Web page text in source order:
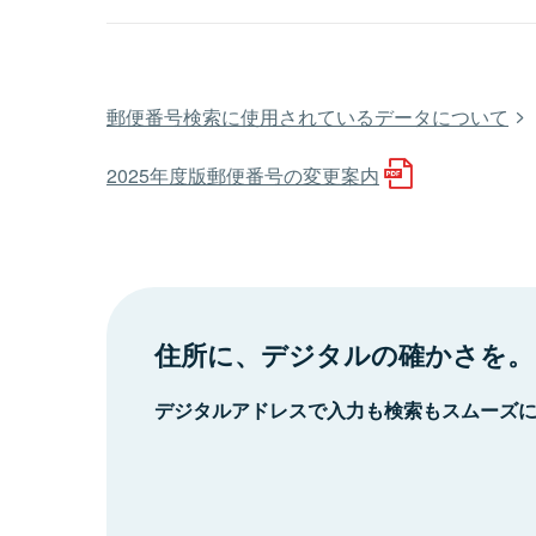
郵便番号検索に使用されているデータについて
2025年度版郵便番号の変更案内
住所に、デジタルの確かさを。
デジタルアドレスで入力も検索もスムーズ